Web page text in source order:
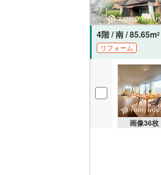
4階 / 南 / 85.65m2
リフォーム
画像36枚